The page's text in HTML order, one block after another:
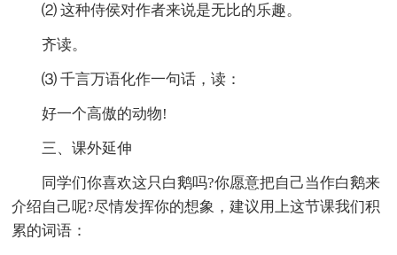
⑵ 这种侍侯对作者来说是无比的乐趣。
齐读。
⑶ 千言万语化作一句话，读：
好一个高傲的动物!
三、课外延伸
同学们你喜欢这只白鹅吗?你愿意把自己当作白鹅来
介绍自己呢?尽情发挥你的想象，建议用上这节课我们积
累的词语：